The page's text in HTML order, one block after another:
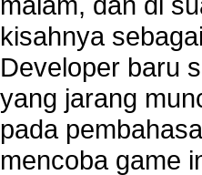
kisahnya
Developer baru
yang jarang
pada
mencoba game